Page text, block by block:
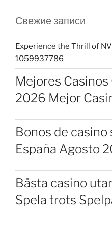
Свежие записи
Experience the Thrill of
1059937786
Mejores
2026 Mejor
Bonos de
España Agosto
Bästa casino
Spela trots